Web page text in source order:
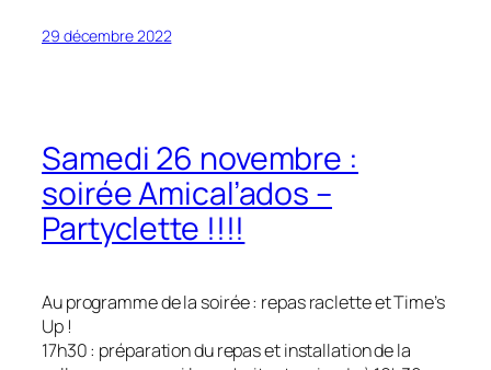
29 décembre 2022
Samedi 26 novembre :
soirée Amical’ados –
Partyclette !!!!
Au programme de la soirée : repas raclette et Time’s
Up !
17h30 : préparation du repas et installation de la